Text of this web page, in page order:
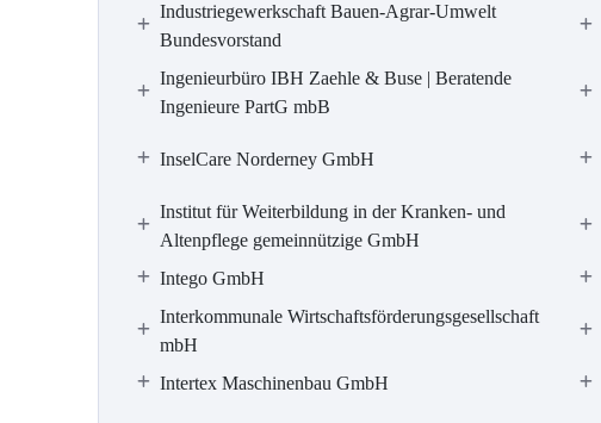
Industriegewerkschaft Bauen-Agrar-Umwelt
Bundesvorstand
Ingenieurbüro IBH Zaehle & Buse | Beratende
Ingenieure PartG mbB
InselCare Norderney GmbH
Institut für Weiterbildung in der Kranken- und
Altenpflege gemeinnützige GmbH
Intego GmbH
Interkommunale Wirtschaftsförderungsgesellschaft
mbH
Intertex Maschinenbau GmbH